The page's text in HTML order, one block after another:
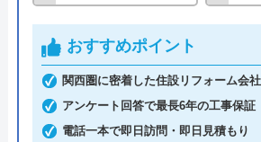
ハウスラボホーム の基本情
運営会社 株式会社ハウスラボ
代表者 丸山英利
おすすめポイント
関西圏に密着した住設リフォーム会社
アンケート回答で最長6年の工事保証
電話一本で即日訪問・即日見積もり